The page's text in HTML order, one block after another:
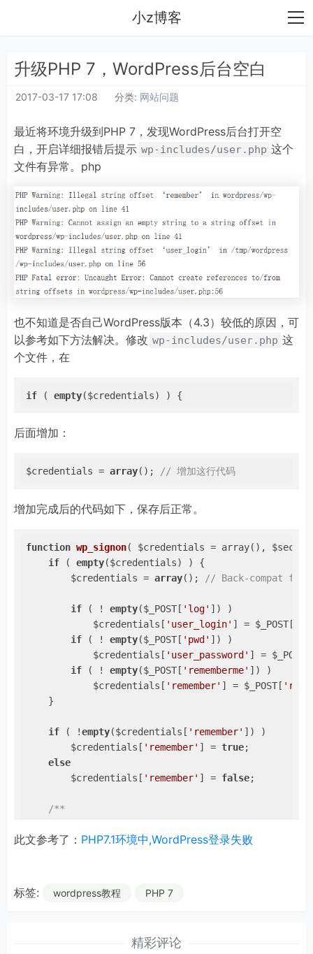
小z博客
升级PHP 7，WordPress后台空白
2017-03-17 17:08 分类: 网站问题
最近将环境升级到PHP 7，发现WordPress后台打开空
白，开启详细报错后提示 wp-includes/user.php 这个
文件有异常。php
也不知道是否自己WordPress版本（4.3）较低的原因，可
以参考如下方法解决。修改 wp-includes/user.php 这
个文件，在
if ( empty($credentials) ) {
后面增加：
$credentials = array(); // 增加这行代码
增加完成后的代码如下，保存后正常。
function wp_signon( $credentials = array() ,
if ( empty($credentials) ) {
        $credentials =
array(); // Back-compat for
if ( ! empty($_POST[ 'log' ]) )
            $credentials[
'user_login' ] = $_POST[
if ( ! empty($_POST[ 'pwd' ]) )
            $credentials[
'user_password' ] = $_POST[
if ( ! empty($_POST[ 'rememberme' ]) )
            $credentials[
'remember' ] = $_POST[
    }
if ( !empty($credentials[ 'remember' ]) )
        $credentials[
'remember' ] = true;
else
        $credentials[
'remember' ] = false;
/**
     *
     *
     *
@since 1.5.1
此文参考了： PHP7.1环境中,WordPress登录失败
标签: wordpress教程 PHP 7
精彩评论